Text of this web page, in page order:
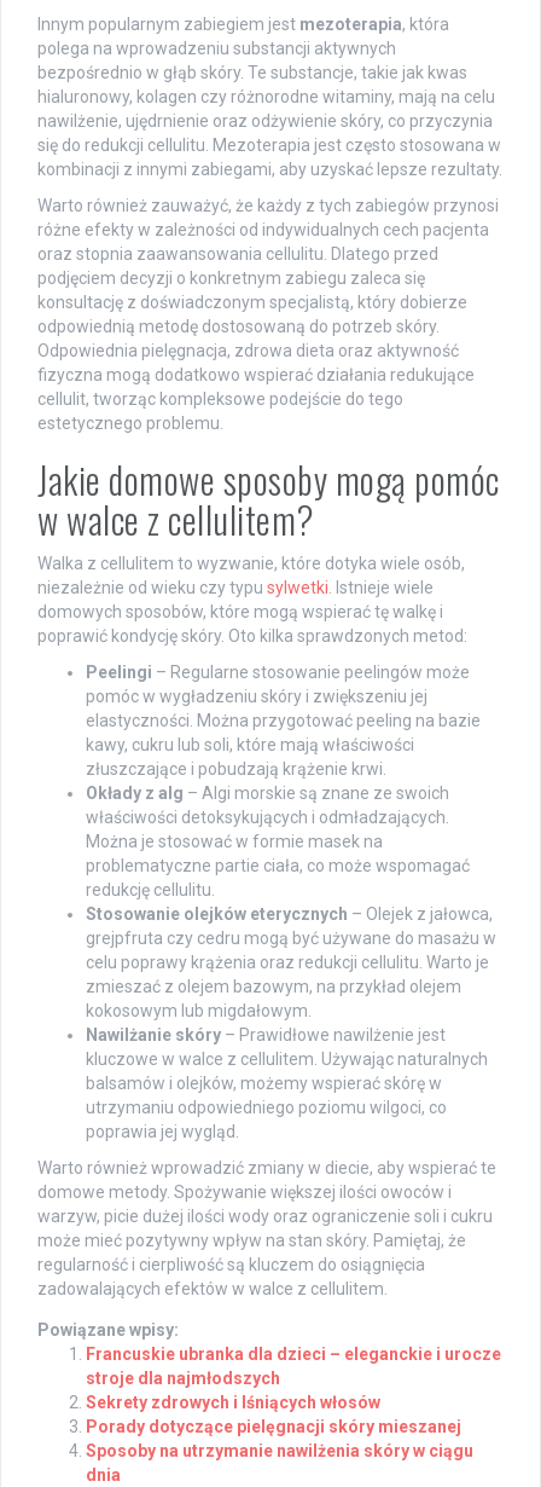
Innym popularnym zabiegiem jest mezoterapia, która
polega na wprowadzeniu substancji aktywnych
bezpośrednio w głąb skóry. Te substancje, takie jak kwas
hialuronowy, kolagen czy różnorodne witaminy, mają na celu
nawilżenie, ujędrnienie oraz odżywienie skóry, co przyczynia
się do redukcji cellulitu. Mezoterapia jest często stosowana w
kombinacji z innymi zabiegami, aby uzyskać lepsze rezultaty.
Warto również zauważyć, że każdy z tych zabiegów przynosi
różne efekty w zależności od indywidualnych cech pacjenta
oraz stopnia zaawansowania cellulitu. Dlatego przed
podjęciem decyzji o konkretnym zabiegu zaleca się
konsultację z doświadczonym specjalistą, który dobierze
odpowiednią metodę dostosowaną do potrzeb skóry.
Odpowiednia pielęgnacja, zdrowa dieta oraz aktywność
fizyczna mogą dodatkowo wspierać działania redukujące
cellulit, tworząc kompleksowe podejście do tego
estetycznego problemu.
Jakie domowe sposoby mogą pomóc
w walce z cellulitem?
Walka z cellulitem to wyzwanie, które dotyka wiele osób,
niezależnie od wieku czy typu sylwetki. Istnieje wiele
domowych sposobów, które mogą wspierać tę walkę i
poprawić kondycję skóry. Oto kilka sprawdzonych metod:
Peelingi – Regularne stosowanie peelingów może
pomóc w wygładzeniu skóry i zwiększeniu jej
elastyczności. Można przygotować peeling na bazie
kawy, cukru lub soli, które mają właściwości
złuszczające i pobudzają krążenie krwi.
Okłady z alg – Algi morskie są znane ze swoich
właściwości detoksykujących i odmładzających.
Można je stosować w formie masek na
problematyczne partie ciała, co może wspomagać
redukcję cellulitu.
Stosowanie olejków eterycznych – Olejek z jałowca,
grejpfruta czy cedru mogą być używane do masażu w
celu poprawy krążenia oraz redukcji cellulitu. Warto je
zmieszać z olejem bazowym, na przykład olejem
kokosowym lub migdałowym.
Nawilżanie skóry – Prawidłowe nawilżenie jest
kluczowe w walce z cellulitem. Używając naturalnych
balsamów i olejków, możemy wspierać skórę w
utrzymaniu odpowiedniego poziomu wilgoci, co
poprawia jej wygląd.
Warto również wprowadzić zmiany w diecie, aby wspierać te
domowe metody. Spożywanie większej ilości owoców i
warzyw, picie dużej ilości wody oraz ograniczenie soli i cukru
może mieć pozytywny wpływ na stan skóry. Pamiętaj, że
regularność i cierpliwość są kluczem do osiągnięcia
zadowalających efektów w walce z cellulitem.
Powiązane wpisy:
Francuskie ubranka dla dzieci – eleganckie i urocze
stroje dla najmłodszych
Sekrety zdrowych i lśniących włosów
Porady dotyczące pielęgnacji skóry mieszanej
Sposoby na utrzymanie nawilżenia skóry w ciągu
dnia